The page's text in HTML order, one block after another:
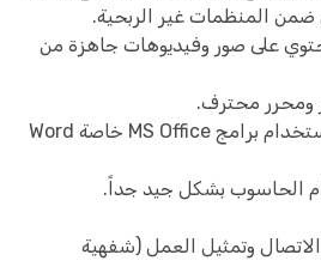
ضمن المنظمات غير الربحية.
على صور وفيديوهات جاهزة من
ومحرر محترف.
مهارات جيدة في استخدام برامج MS Office خاصة Word
الحاسوب بشكل جيد جداً.
وتمثيل العمل (شفهية